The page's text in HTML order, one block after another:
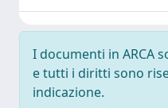
I documenti in ARCA
e tutti i diritti sono
indicazione.